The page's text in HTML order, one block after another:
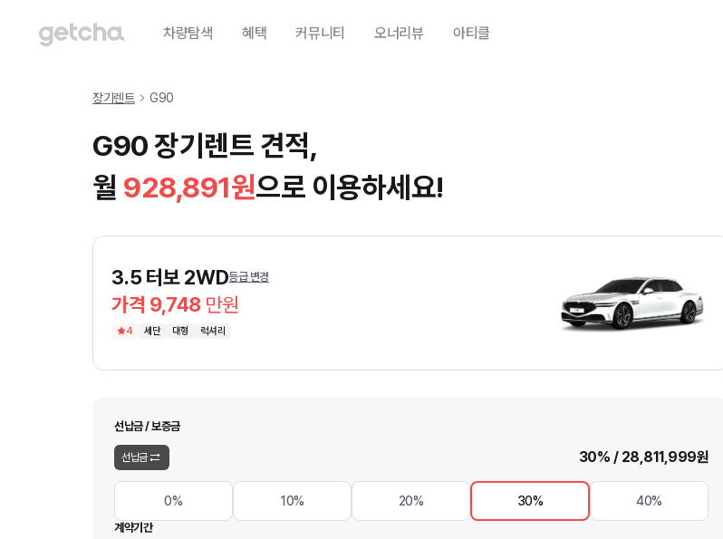
차량탐색 혜택 커뮤니티 오너리뷰 아티클
장기렌트 G90
G90 장기렌트 견적,
월 928,891원으로 이용하세요!
3.5 터보 2WD등급 변경
가격 9,748 만원
4 세단 대형 럭셔리
선납금 / 보증금
선납금 30% / 28,811,999원
0% 10% 20% 30% 40%
계약기간